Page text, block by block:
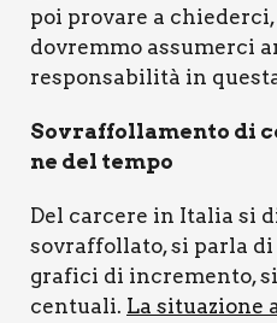
poi pro­va­re a
dovrem­mo assu­mer­ci
respon­sa­bi­li­tà in
Sovraf­fol­la­men­to di
ne del tem­po
Del car­ce­re in Ita­lia si
sovraf­fol­la­to, si par­la
gra­fi­ci di incre­men­to,
cen­tua­li. La situa­zio­ne